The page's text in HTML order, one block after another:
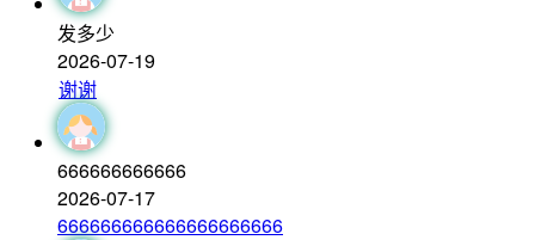
发多少
2026-07-19
谢谢
666666666666
2026-07-17
666666666666666666666